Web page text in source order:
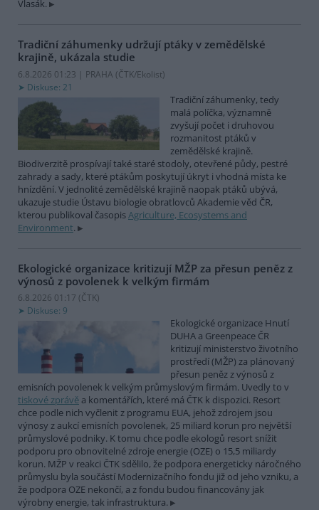
Vlasák.
Tradiční záhumenky udržují ptáky v zemědělské
krajině, ukázala studie
6.8.2026 01:23 | PRAHA (ČTK/Ekolist)
Diskuse: 21
Tradiční záhumenky, tedy
malá políčka, významně
zvyšují počet i druhovou
rozmanitost ptáků v
zemědělské krajině.
Biodiverzitě prospívají také staré stodoly, otevřené půdy, pestré
zahrady a sady, které ptákům poskytují úkryt i vhodná místa ke
hnízdění. V jednolité zemědělské krajině naopak ptáků ubývá,
ukazuje studie Ústavu biologie obratlovců Akademie věd ČR,
kterou publikoval časopisAgriculture, Ecosystems and
Environment.
Ekologické organizace kritizují MŽP za přesun peněz z
výnosů z povolenek k velkým firmám
6.8.2026 01:17 (ČTK)
Diskuse: 9
Ekologické organizace Hnutí
DUHA a Greenpeace ČR
kritizují ministerstvo životního
prostředí (MŽP) za plánovaný
přesun peněz z výnosů z
emisních povolenek k velkým průmyslovým firmám. Uvedly to v
tiskové zprávě a komentářích, které má ČTK k dispozici. Resort
chce podle nich vyčlenit z programu EUA, jehož zdrojem jsou
výnosy z aukcí emisních povolenek, 25 miliard korun pro největší
průmyslové podniky. K tomu chce podle ekologů resort snížit
podporu pro obnovitelné zdroje energie (OZE) o 15,5 miliardy
korun. MŽP v reakci ČTK sdělilo, že podpora energeticky náročného
průmyslu byla součástí Modernizačního fondu již od jeho vzniku, a
že podpora OZE nekončí, a z fondu budou financovány jak
výrobny energie, tak infrastruktura.